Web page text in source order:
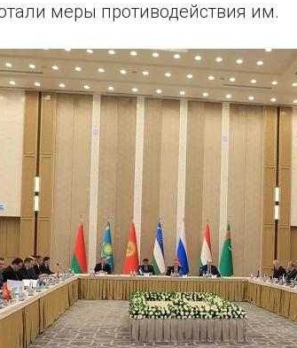
меры противодействия им.